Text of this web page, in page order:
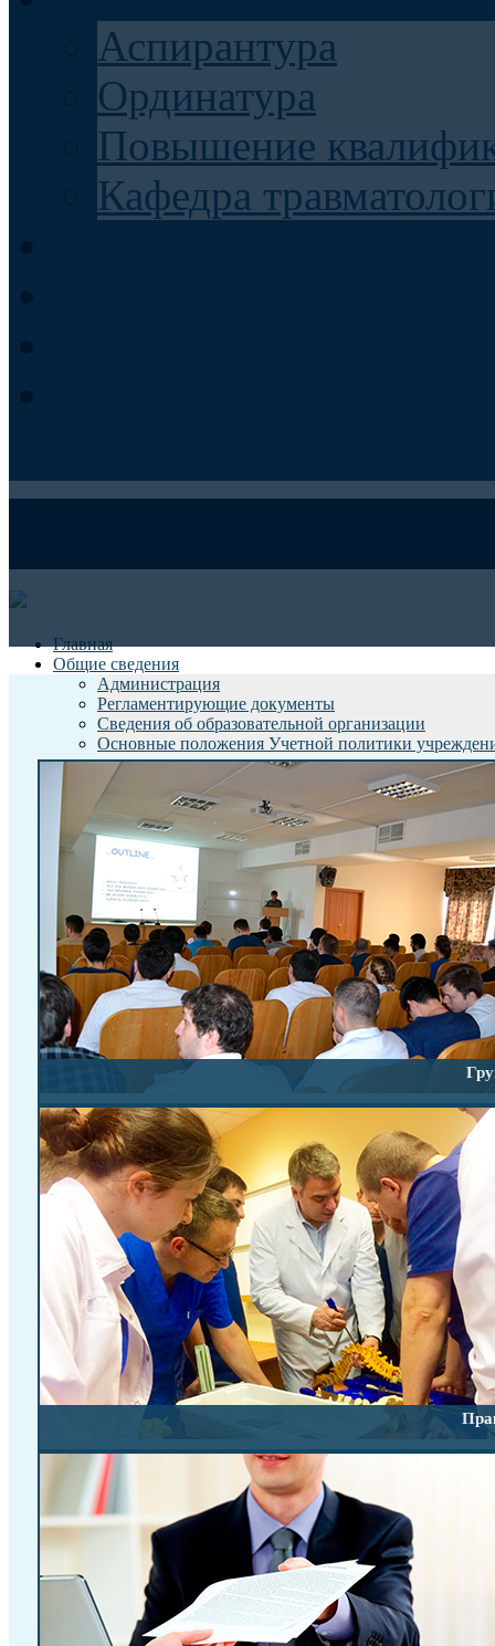
Аспирантура
Ординатура
Повышение
Кафедра
Главная
Общие сведения
Администрация
Регламентирующие документы
Сведения об образовательной организации
Основные положения Учетной политики
История
РНИИТО сегодня
СМИ о нас
Награды
Противодействие коррупции
Пациентам
Запись на прием
Запись на исследования
Плановая госпитализация
Правила подготовки к диагностическим
Что мы лечим? Направления помощи
Прейскуранты
ВМП (квоты)
Правила госпитализации
Направление на госпитализацию
Анкеты для заполнения пациентами
Пособия для пациентов
Обращения граждан
Отзывы пациентов
Заочная консультация
Клиника
Отделения
Лечебные инновации
Наука
Диссертационный совет
Учёный совет
Прикрепление
Научные отделения
Журнал
Конференции
Библиотека
Образование
Аспирантура
Ординатура
Повышение квалификации
Сведения об образовательной организации
Кафедра травматологии и ортопедии
Контакты
Вакансии
Обратная связь
Запись на прием